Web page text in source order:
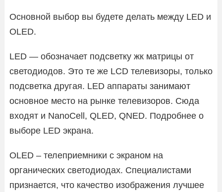
Основной выбор вы будете делать между LED и
OLED.
LED — обозначает подсветку жк матрицы от
светодиодов. Это те же LCD телевизоры, только
подсветка другая. LED аппараты занимают
основное место на рынке телевизоров. Сюда
входят и NanoCell, QLED, QNED. Подробнее о
выборе LED экрана.
OLED – телеприемники с экраном на
органических светодиодах. Специалистами
признается, что качество изображения лучшее